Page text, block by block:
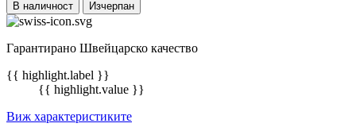
В наличност Изчерпан
Гарантирано Швейцарско качество
{{ highlight.label }}
{{ highlight.value }}
Виж характеристиките